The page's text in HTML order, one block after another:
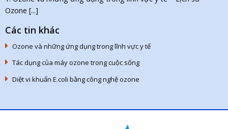
Ozone [...]
Các tin khác
Ozone và những ứng dụng trong lĩnh vực y tế
Tác dụng của máy ozone trong cuộc sống
Diệt vi khuẩn E.coli bằng công nghệ ozone